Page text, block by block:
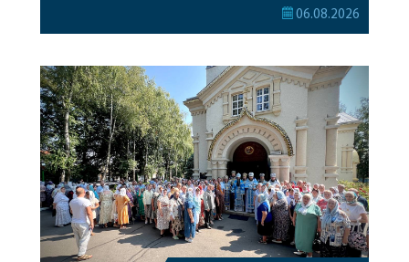
секретар Єпархіальної Ради від імені членів Ради
побажавши йому міцного здоров’я, Божої
допомоги, миру, духовної радості та
благословенних успіхів у подальшому
архіпастирському служінні. […]
06.08.2026